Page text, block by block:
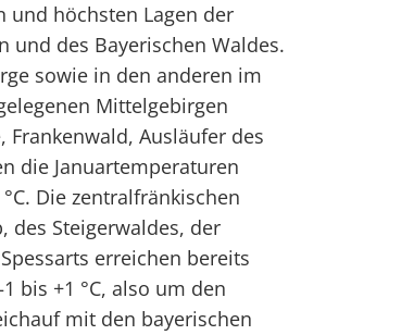
und höchsten Lagen der
und des Bayerischen Waldes.
sowie in den anderen im
Mittelgebirgen
Frankenwald, Ausläufer des
die Januartemperaturen
Die zentralfränkischen
des Steigerwaldes, der
erreichen bereits
bis +1 °C, also um den
mit den bayerischen